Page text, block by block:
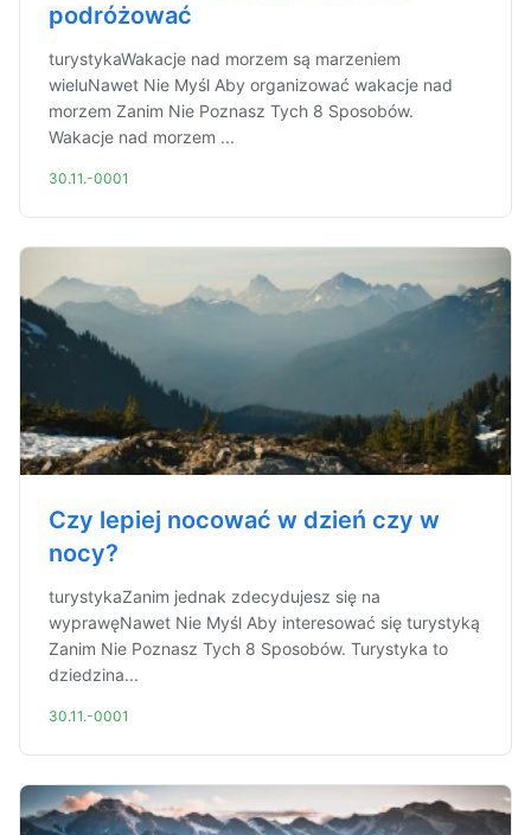
podróżować
turystykaWakacje nad morzem są marzeniem
wieluNawet Nie Myśl Aby organizować wakacje nad
morzem Zanim Nie Poznasz Tych 8 Sposobów.
Wakacje nad morzem ...
30.11.-0001
Czy lepiej nocować w dzień czy w
nocy?
turystykaZanim jednak zdecydujesz się na
wyprawęNawet Nie Myśl Aby interesować się turystyką
Zanim Nie Poznasz Tych 8 Sposobów. Turystyka to
dziedzina...
30.11.-0001